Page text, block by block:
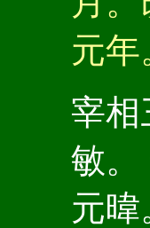
元年
宰相
敏。
元